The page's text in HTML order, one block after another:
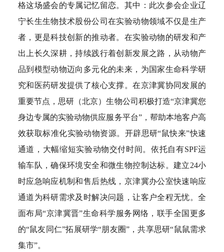
格这场盛会的专属记忆留恋。其中：此次参会企业辽
宁长生生物技术股份公司在实验动物领域不仅是生产
者，更是科技创新的推动者。在实验动物的研发和产
出上长久深耕，持续践行着创新发展之路，从动物产
品到模型动物迈向多元化的未来，为国家生命科学研
究和医药研发提供了核心支撑。在京津冀协同发展的
重要节点，思研（北京）生物公司积极打造“京津冀您
身边专属的实验动物供应服务平台”，帮助本地客户高
效获取标准化实验动物资源。开辟思研“鼠快来”快速
通道，大幅缩短实验动物交付时间。依托自有SPF运
输车队，确保环境安全和微生物控制达标。建立24小
时应急响应机制和售后热线，京津冀办公室快速响应
通道为科研需求及时解决问题，让客户全程无忧。全
面布局“京津冀晋”生命科学服务网络，联手全国更多
的“鼠友同仁”拓展研学“朋友圈”，共享思研“鼠鼠需求
集市”。